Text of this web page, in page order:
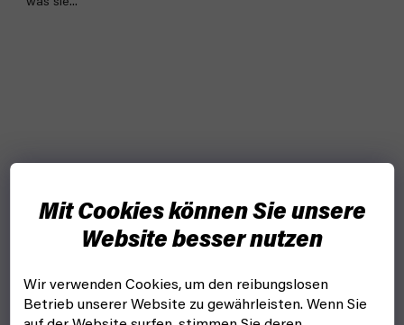
Mit Cookies können Sie unsere
Website besser nutzen
Wir verwenden Cookies, um den reibungslosen
Betrieb unserer Website zu gewährleisten. Wenn Sie
was sie...